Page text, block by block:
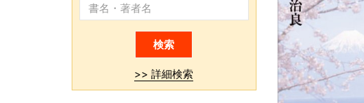
>> 詳細検索